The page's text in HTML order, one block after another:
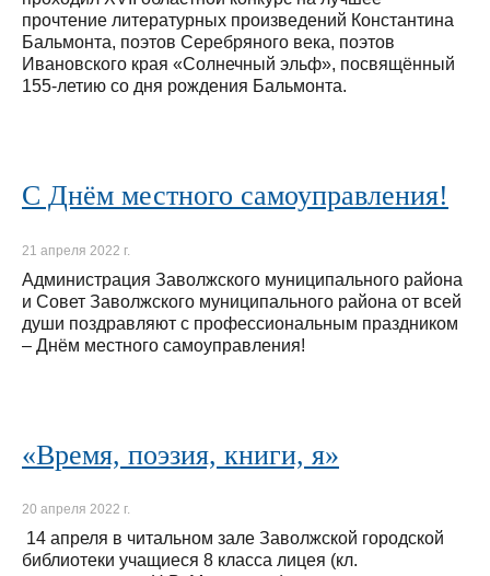
прочтение литературных произведений Константина
Бальмонта, поэтов Серебряного века, поэтов
Ивановского края «Солнечный эльф», посвящённый
155-летию со дня рождения Бальмонта.
С Днём местного самоуправления!
21 апреля 2022 г.
Администрация Заволжского муниципального района
и Совет Заволжского муниципального района от всей
души поздравляют с профессиональным праздником
– Днём местного самоуправления!
«Время, поэзия, книги, я»
20 апреля 2022 г.
14 апреля в читальном зале Заволжской городской
библиотеки учащиеся 8 класса лицея (кл.